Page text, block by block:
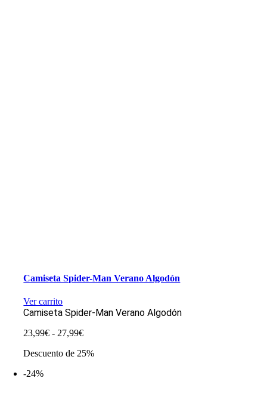
Camiseta Spider-Man Verano Algodón
Ver carrito
Camiseta Spider-Man Verano Algodón
23,99€ - 27,99€Rango
precios:
Descuento de 25%
-24%